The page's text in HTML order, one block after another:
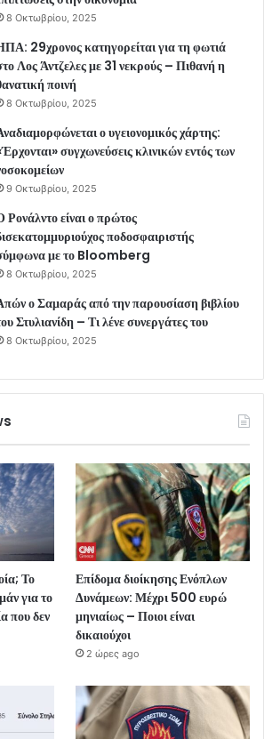
8 Οκτωβρίου, 2025
29χρονος κατηγορείται για τη φωτιά
Λος Άντζελες με 31 νεκρούς – Πιθανή η
ποινή
8 Οκτωβρίου, 2025
ο υγειονομικός χάρτης:
συγχωνεύσεις κλινικών εντός των
9 Οκτωβρίου, 2025
Ρονάλντο είναι ο πρώτος
ποδοσφαιριστής
με το Bloomberg
8 Οκτωβρίου, 2025
ο Σαμαράς από την παρουσίαση βιβλίου
Στυλιανίδη – Τι λένε συνεργάτες του
8 Οκτωβρίου, 2025
Το
για το
που δεν
Επίδομα διοίκησης Ενόπλων
Δυνάμεων: Μέχρι 500 ευρώ
μηνιαίως – Ποιοι είναι
δικαιούχοι
2 ώρες ago